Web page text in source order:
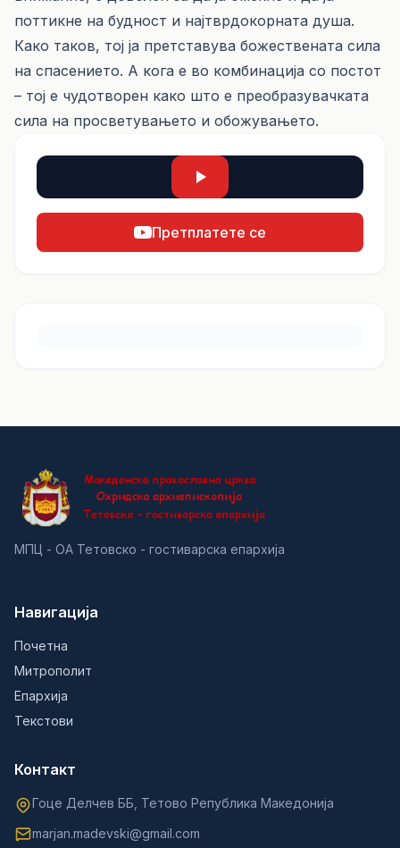
поттикне на будност и најтврдокорната душа.
Како таков, тој ја претставува божествената сила
на спасението. А кога е во комбинација со постот
– тој е чудотворен како што е преобразувачката
сила на просветувањето и обожувањето.
Претплатете се
МПЦ - ОА Тетовско - гостиварска епархија
Навигација
Почетна
Митрополит
Епархија
Текстови
Контакт
Гоце Делчев ББ, Тетово Република Македонија
marjan.madevski@gmail.com